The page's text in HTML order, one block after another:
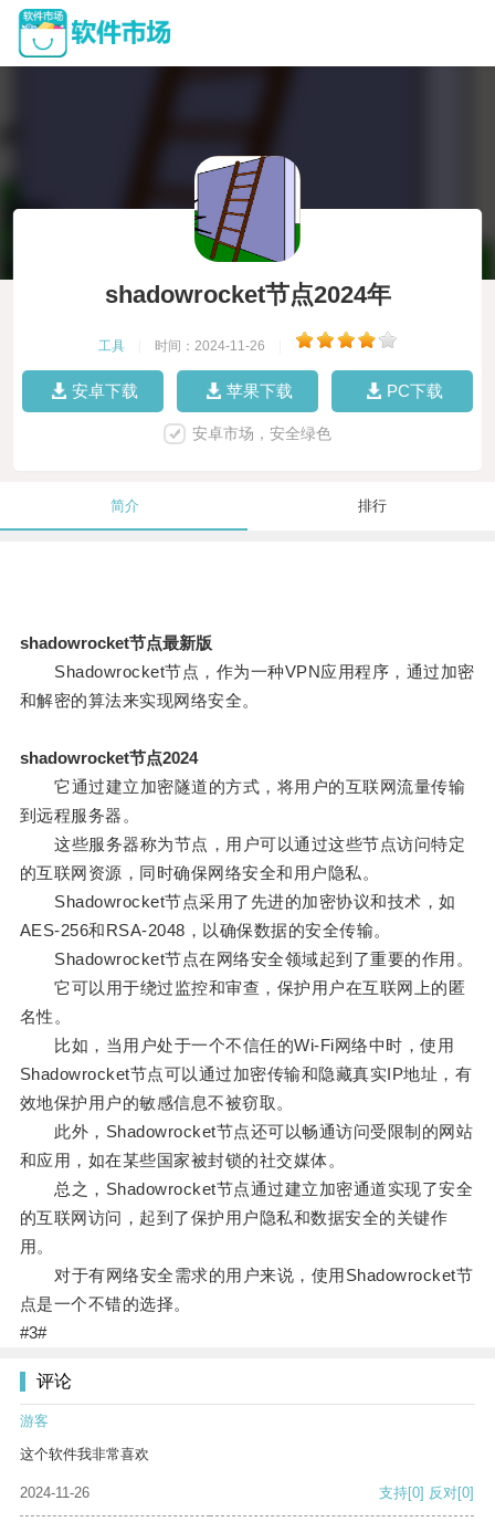
shadowrocket节点2024年
工具 时间：2024-11-26
安卓下载 苹果下载 PC下载
安卓市场，安全绿色
简介 排行
shadowrocket节点最新版
Shadowrocket节点，作为一种VPN应用程序，通过加密
和解密的算法来实现网络安全。
shadowrocket节点2024
它通过建立加密隧道的方式，将用户的互联网流量传输
到远程服务器。
这些服务器称为节点，用户可以通过这些节点访问特定
的互联网资源，同时确保网络安全和用户隐私。
Shadowrocket节点采用了先进的加密协议和技术，如
AES-256和RSA-2048，以确保数据的安全传输。
Shadowrocket节点在网络安全领域起到了重要的作用。
它可以用于绕过监控和审查，保护用户在互联网上的匿
名性。
比如，当用户处于一个不信任的Wi-Fi网络中时，使用
Shadowrocket节点可以通过加密传输和隐藏真实IP地址，有
效地保护用户的敏感信息不被窃取。
此外，Shadowrocket节点还可以畅通访问受限制的网站
和应用，如在某些国家被封锁的社交媒体。
总之，Shadowrocket节点通过建立加密通道实现了安全
的互联网访问，起到了保护用户隐私和数据安全的关键作
用。
对于有网络安全需求的用户来说，使用Shadowrocket节
点是一个不错的选择。
#3#
评论
游客
这个软件我非常喜欢
2024-11-26 支持[0] 反对[0]